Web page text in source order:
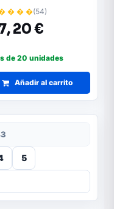
y Luz - 50W
de Diametro -
- Modo
de Madera -
Inoxidable
� � �(54)
20 €
de 20 unidades
Añadir al carrito
5